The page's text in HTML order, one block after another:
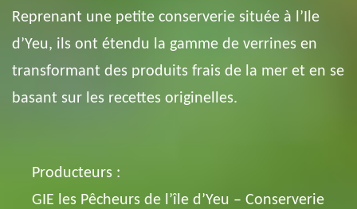
Reprenant une petite conserverie située à l’Ile
d’Yeu, ils ont étendu la gamme de verrines en
transformant des produits frais de la mer et en se
basant sur les recettes originelles.
Producteurs :
GIE les Pêcheurs de l’île d’Yeu – Conserverie